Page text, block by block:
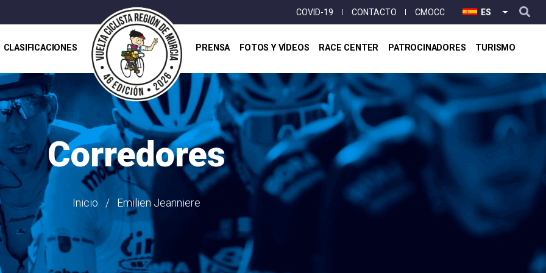
ES LISTA
User
account
COVID-19 CONTACTO CMOCC
CLASIFICACIONES PRENSA FOTOS Y VÍDEOS RACE CENTER PATROCINADORES TURISMO
Corredores
Inicio Emilien Jeanniere